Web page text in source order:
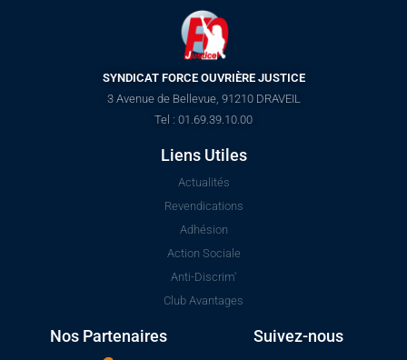
SYNDICAT FORCE OUVRIÈRE JUSTICE
3 Avenue de Bellevue, 91210 DRAVEIL
Tel : 01.69.39.10.00
Liens Utiles
Actualités
Revendications
Adhésion
Action Sociale
Anti-Discrim'
Club Avantages
Nos Partenaires Suivez-nous